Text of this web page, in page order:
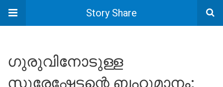
Story Share
ഗുരുവിനോടുള്ള
സുരേഷേട്ടന്റെ ബഹുമാനം;